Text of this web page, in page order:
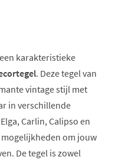
karakteristieke
. Deze tegel van
vintage stijl met
in verschillende
Carlin, Calipso en
om jouw
De tegel is zowel